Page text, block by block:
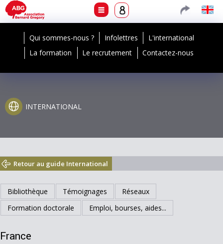
Qui sommes-nous ? Infolettres
L'international
La formation
Le recrutement Contactez-nous
INTERNATIONAL
Retour au guide International
Bibliothèque Témoignages
Réseaux
Formation doctorale
Emploi, bourses, aides...
France